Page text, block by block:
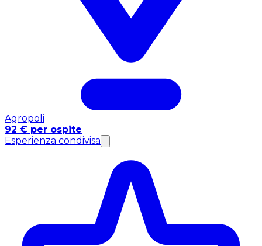
Agropoli
92 € per ospite
Esperienza condivisa